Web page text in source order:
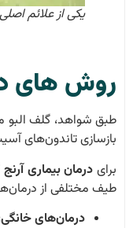
یکی از علائم
روش های
طبق شواهد، گلف البو
بازسازی تاندون‌های
برایدرمان بیماری
طیف مختلفی از
درمان‌های خانگی